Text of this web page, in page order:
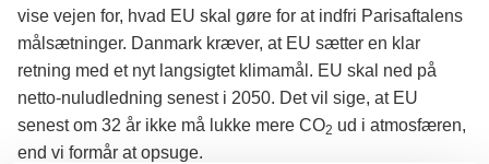
vise vejen for, hvad EU skal gøre for at indfri Parisaftalens
målsætninger. Danmark kræver, at EU sætter en klar
retning med et nyt langsigtet klimamål. EU skal ned på
netto-nuludledning senest i 2050. Det vil sige, at EU
senest om 32 år ikke må lukke mere CO2 ud i atmosfæren,
end vi formår at opsuge.